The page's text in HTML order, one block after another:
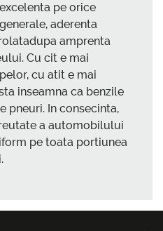
pe orice
aderenta
amprenta
Cu cit e mai
cu atit e mai
inseamna ca benzile
pneuri. In consecinta,
a automobilului
pe toata portiunea